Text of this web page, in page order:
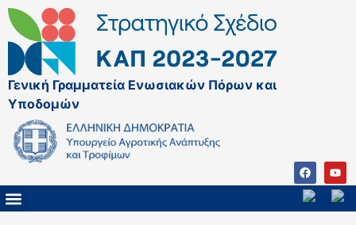
Γενική Γραμματεία Ενωσιακών Πόρων και
Υποδομών